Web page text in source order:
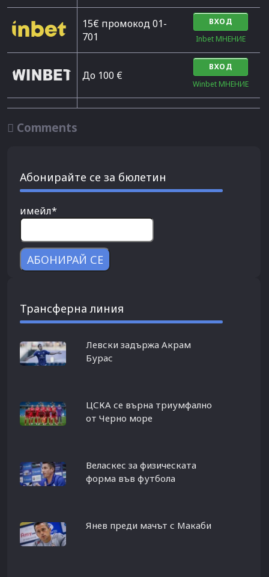
15€ промокод 01-
701
ВХОД
Inbet МНЕНИЕ
До 100 €
ВХОД
Winbet МНЕНИЕ
 Comments
Абонирайте се за бюлетин
имейл*
Трансферна линия
Левски задържа Акрам
Бурас
ЦСКА се върна триумфално
от Черно море
Веласкес за физическата
форма във футбола
Янев преди мачът с Макаби